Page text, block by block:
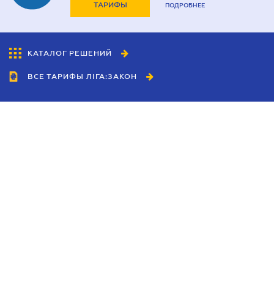
ТАРИФЫ ПОДРОБНЕЕ
КАТАЛОГ РЕШЕНИЙ
ВСЕ ТАРИФЫ ЛІГА:ЗАКОН